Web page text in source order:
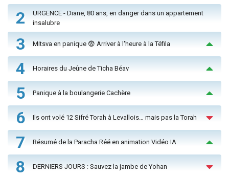
2
URGENCE - Diane, 80 ans, en danger dans un appartement
insalubre
3 Mitsva en panique 😨 Arriver à l'heure à la Téfila
4 Horaires du Jeûne de Ticha Béav
5 Panique à la boulangerie Cachère
6 Ils ont volé 12 Sifré Torah à Levallois… mais pas la Torah
7 Résumé de la Paracha Réé en animation Vidéo IA
8 DERNIERS JOURS : Sauvez la jambe de Yohan